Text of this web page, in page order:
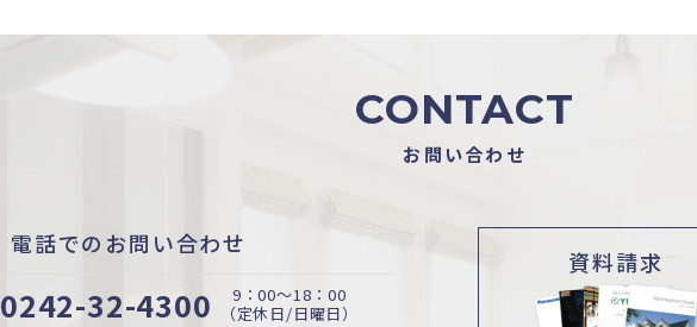
CONTACT
お問い合わせ
電話でのお問い合わせ
0242-32-4300
9：00〜18：00
（定休日/日曜日）
資料請求